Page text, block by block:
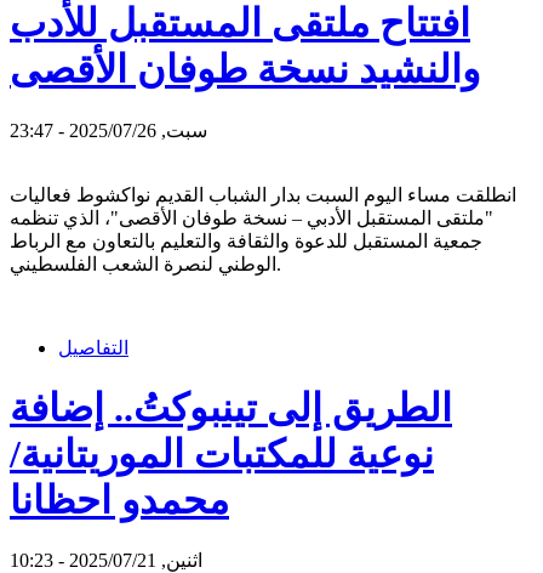
افتتاح ملتقى المستقبل للأدب
والنشيد نسخة طوفان الأقصى
سبت, 2025/07/26 - 23:47
انطلقت مساء اليوم السبت بدار الشباب القديم نواكشوط فعاليات
"ملتقى المستقبل الأدبي – نسخة طوفان الأقصى"، الذي تنظمه
جمعية المستقبل للدعوة والثقافة والتعليم بالتعاون مع الرباط
الوطني لنصرة الشعب الفلسطيني.
التفاصيل
الطريق إلى تينبوكتُ.. إضافة
نوعية للمكتبات الموريتانية/
محمدو احظانا
اثنين, 2025/07/21 - 10:23